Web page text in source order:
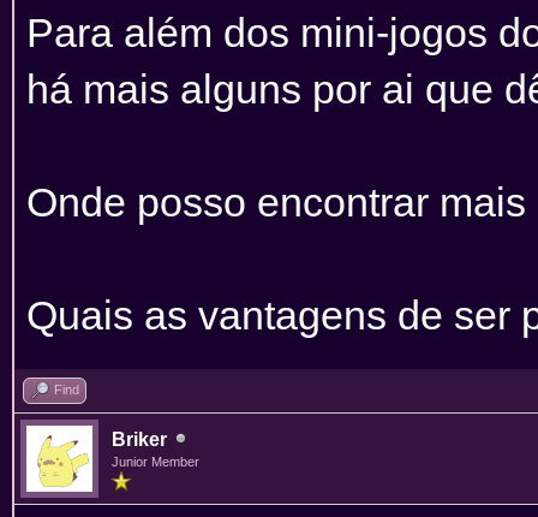
Para além dos mini-jogos
há mais alguns por ai que
Onde posso encontrar
Quais as vantagens de ser
Find
Briker
Junior Member